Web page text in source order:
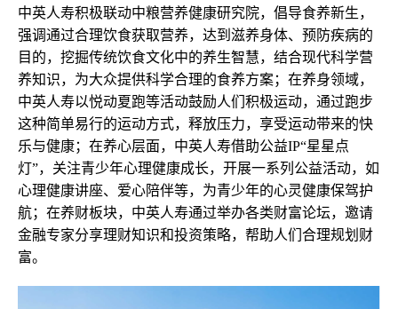
中英人寿积极联动中粮营养健康研究院，倡导食养新生，
强调通过合理饮食获取营养，达到滋养身体、预防疾病的
目的，挖掘传统饮食文化中的养生智慧，结合现代科学营
养知识，为大众提供科学合理的食养方案；在养身领域，
中英人寿以悦动夏跑等活动鼓励人们积极运动，通过跑步
这种简单易行的运动方式，释放压力，享受运动带来的快
乐与健康；在养心层面，中英人寿借助公益IP“星星点
灯”，关注青少年心理健康成长，开展一系列公益活动，如
心理健康讲座、爱心陪伴等，为青少年的心灵健康保驾护
航；在养财板块，中英人寿通过举办各类财富论坛，邀请
金融专家分享理财知识和投资策略，帮助人们合理规划财
富。